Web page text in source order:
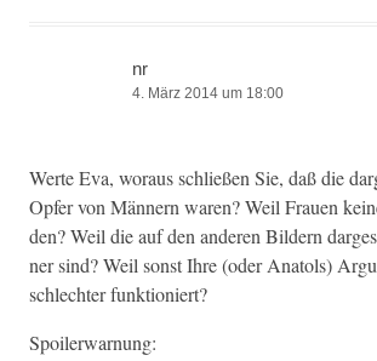
nr
4. März 2014 um 18:00
Werte Eva, woraus schließen Sie, daß die
Opfer von Män­nern waren? Weil Frauen
den? Weil die auf den anderen Bildern
ner sind? Weil son­st Ihre (oder Ana­tols)
schlechter funktioniert?
Spoil­er­war­nung: